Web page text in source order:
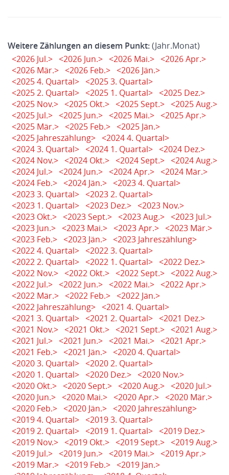
Weitere Zählungen an diesem Punkt:(Jahr.Monat)
<2026 Jul.> <2026 Jun.> <2026 Mai.> <2026 Apr.>
<2026 Mär.> <2026 Feb.> <2026 Jän.>
<2025 4. Quartal> <2025 3. Quartal>
<2025 2. Quartal> <2025 1. Quartal> <2025 Dez.>
<2025 Nov.> <2025 Okt.> <2025 Sept.> <2025 Aug.>
<2025 Jul.> <2025 Jun.> <2025 Mai.> <2025 Apr.>
<2025 Mär.> <2025 Feb.> <2025 Jän.>
<2025 Jahreszählung> <2024 4. Quartal>
<2024 3. Quartal> <2024 1. Quartal> <2024 Dez.>
<2024 Nov.> <2024 Okt.> <2024 Sept.> <2024 Aug.>
<2024 Jul.> <2024 Jun.> <2024 Apr.> <2024 Mär.>
<2024 Feb.> <2024 Jän.> <2023 4. Quartal>
<2023 3. Quartal> <2023 2. Quartal>
<2023 1. Quartal> <2023 Dez.> <2023 Nov.>
<2023 Okt.> <2023 Sept.> <2023 Aug.> <2023 Jul.>
<2023 Jun.> <2023 Mai.> <2023 Apr.> <2023 Mär.>
<2023 Feb.> <2023 Jän.> <2023 Jahreszählung>
<2022 4. Quartal> <2022 3. Quartal>
<2022 2. Quartal> <2022 1. Quartal> <2022 Dez.>
<2022 Nov.> <2022 Okt.> <2022 Sept.> <2022 Aug.>
<2022 Jul.> <2022 Jun.> <2022 Mai.> <2022 Apr.>
<2022 Mär.> <2022 Feb.> <2022 Jän.>
<2022 Jahreszählung> <2021 4. Quartal>
<2021 3. Quartal> <2021 2. Quartal> <2021 Dez.>
<2021 Nov.> <2021 Okt.> <2021 Sept.> <2021 Aug.>
<2021 Jul.> <2021 Jun.> <2021 Mai.> <2021 Apr.>
<2021 Feb.> <2021 Jän.> <2020 4. Quartal>
<2020 3. Quartal> <2020 2. Quartal>
<2020 1. Quartal> <2020 Dez.> <2020 Nov.>
<2020 Okt.> <2020 Sept.> <2020 Aug.> <2020 Jul.>
<2020 Jun.> <2020 Mai.> <2020 Apr.> <2020 Mär.>
<2020 Feb.> <2020 Jän.> <2020 Jahreszählung>
<2019 4. Quartal> <2019 3. Quartal>
<2019 2. Quartal> <2019 1. Quartal> <2019 Dez.>
<2019 Nov.> <2019 Okt.> <2019 Sept.> <2019 Aug.>
<2019 Jul.> <2019 Jun.> <2019 Mai.> <2019 Apr.>
<2019 Mär.> <2019 Feb.> <2019 Jän.>